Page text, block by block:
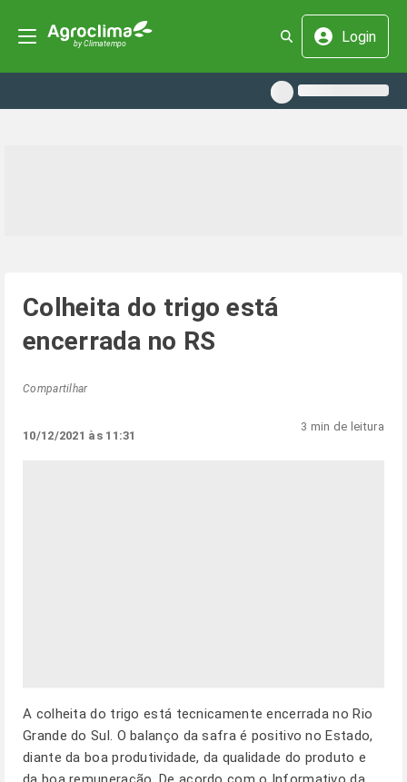
Login
Colheita do trigo está
encerrada no RS
Compartilhar
10/12/2021 às 11:31
3 min de leitura
A colheita do trigo está tecnicamente encerrada no Rio
Grande do Sul. O balanço da safra é positivo no Estado,
diante da boa produtividade, da qualidade do produto e